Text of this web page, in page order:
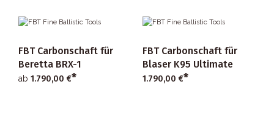
FBT Carbonschaft für
Beretta BRX-1
ab 1.790,00 €*
FBT Carbonschaft für
Blaser K95 Ultimate
1.790,00 €*